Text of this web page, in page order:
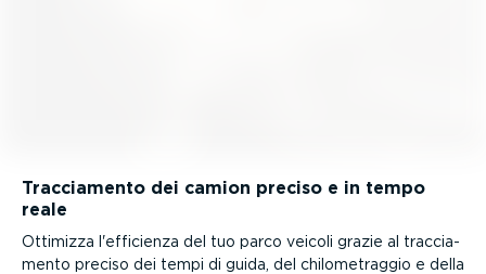
Traccia­mento dei camion preciso e in tempo
reale
Ottimizza l'efficienza del tuo parco veicoli grazie al traccia­
mento preciso dei tempi di guida, del chilo­me­traggio e della